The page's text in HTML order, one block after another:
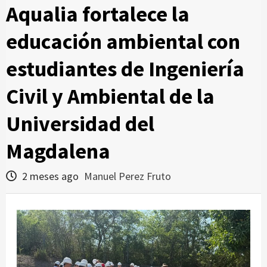
Aqualia fortalece la
educación ambiental con
estudiantes de Ingeniería
Civil y Ambiental de la
Universidad del
Magdalena
2 meses ago Manuel Perez Fruto